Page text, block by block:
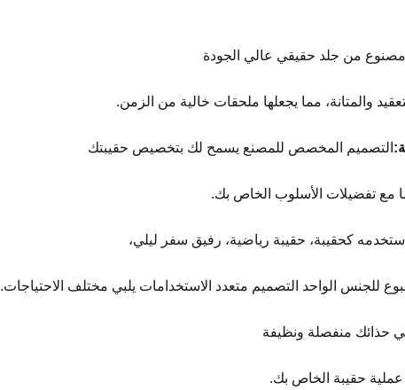
من جلد حقيقي عالي الجودة
والمتانة، مما يجعلها ملحقات خالية من الزمن.
التصميم المخصص للمصنع يسمح لك بتخصيص حقيبتك
مع تفضيلات الأسلوب الخاص بك.
استخدمه كحقيبة، حقيبة رياضية، رفيق سفر ليلي،
للجنس الواحد التصميم متعدد الاستخدامات يلبي مختلف الاحتياجات.
حذائك منفصلة ونظيفة
حقيبة الخاص بك.